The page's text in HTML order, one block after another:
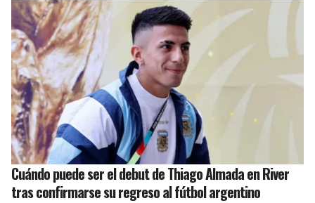
Cuándo puede ser el debut de Thiago Almada en River
tras confirmarse su regreso al fútbol argentino